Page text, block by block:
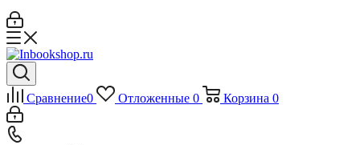
Сравнение0 Отложенные 0 Корзина 0